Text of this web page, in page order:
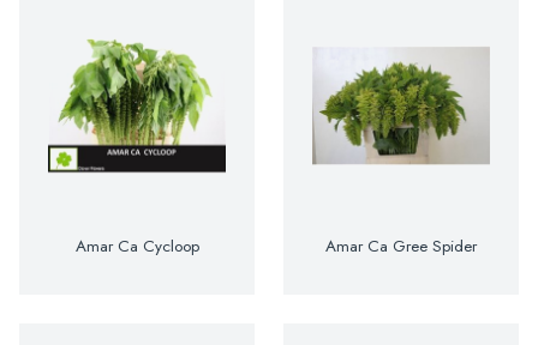
Amar Ca Cycloop Amar Ca Gree Spider